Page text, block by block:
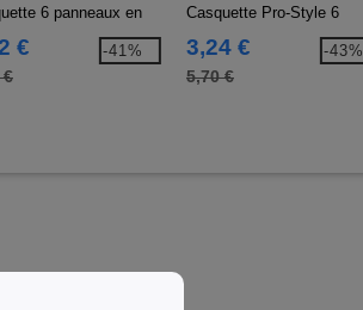
6 panneaux en
€
€
-41%
Casquette Pro-Style 6
3,24 €
5,70 €
-43%